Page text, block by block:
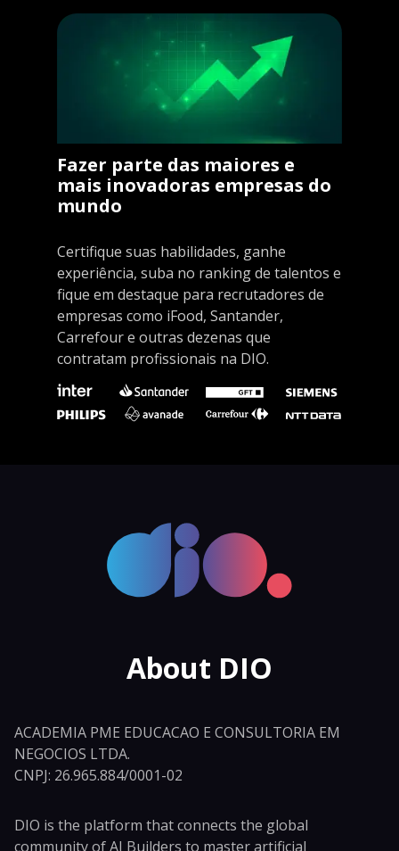
Fazer parte das maiores e
mais inovadoras empresas do
mundo
Certifique suas habilidades, ganhe
experiência, suba no ranking de talentos e
fique em destaque para recrutadores de
empresas como iFood, Santander,
Carrefour e outras dezenas que
contratam profissionais na DIO.
About DIO
ACADEMIA PME EDUCACAO E CONSULTORIA EM
NEGOCIOS LTDA.
CNPJ: 26.965.884/0001-02
DIO is the platform that connects the global
community of AI Builders to master artificial